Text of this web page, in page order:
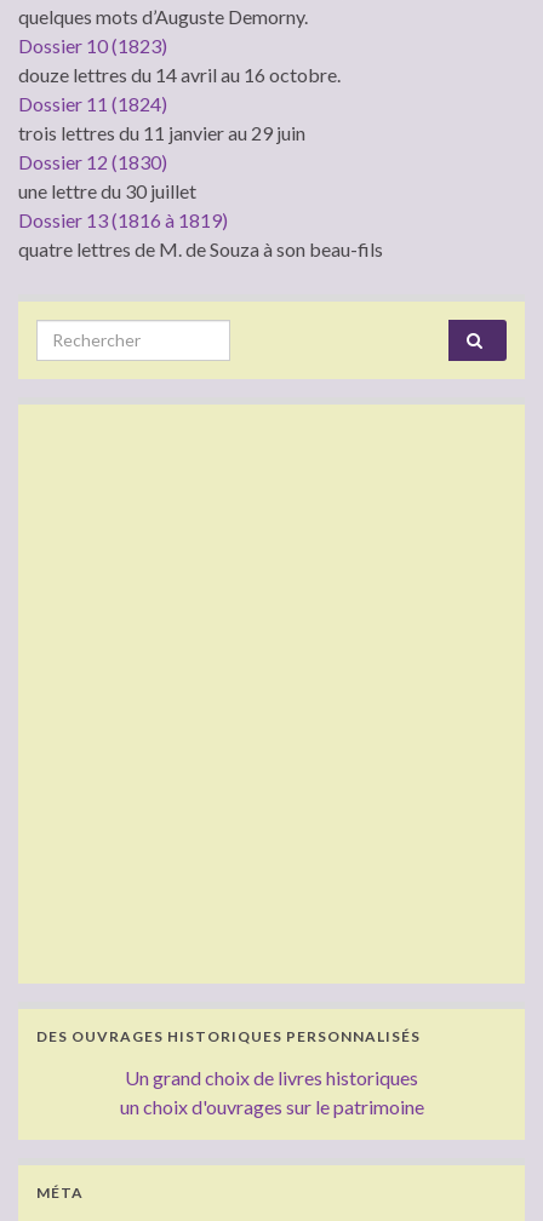
quelques mots d’Auguste Demorny.
Dossier 10 (1823)
douze lettres du 14 avril au 16 octobre.
Dossier 11 (1824)
trois lettres du 11 janvier au 29 juin
Dossier 12 (1830)
une lettre du 30 juillet
Dossier 13 (1816 à 1819)
quatre lettres de M. de Souza à son beau-fils
Search for:
DES OUVRAGES HISTORIQUES PERSONNALISÉS
Un grand choix de livres historiques
un choix d'ouvrages sur le patrimoine
MÉTA